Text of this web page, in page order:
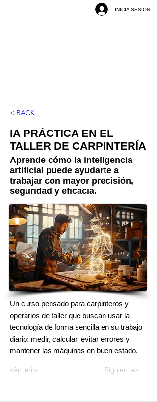
INICIA SESIÓN
< BACK
IA PRÁCTICA EN EL
TALLER DE CARPINTERÍA
Aprende cómo la inteligencia
artificial puede ayudarte a
trabajar con mayor precisión,
seguridad y eficacia.
Un curso pensado para carpinteros y
operarios de taller que buscan usar la
tecnología de forma sencilla en su trabajo
diario: medir, calcular, evitar errores y
mantener las máquinas en buen estado.
<Anterior Siguiente>